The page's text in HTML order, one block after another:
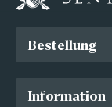
Bestellung
Information